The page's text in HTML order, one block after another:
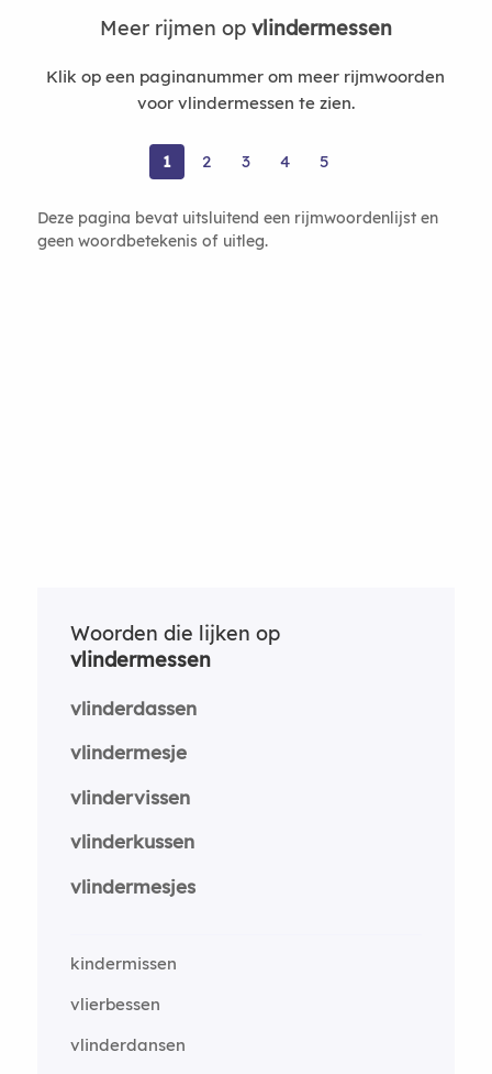
Meer rijmen op vlindermessen
Klik op een paginanummer om meer rijmwoorden
voor vlindermessen te zien.
1 2 3 4 5
Deze pagina bevat uitsluitend een rijmwoordenlijst en
geen woordbetekenis of uitleg.
Woorden die lijken op
vlindermessen
vlinderdassen
vlindermesje
vlindervissen
vlinderkussen
vlindermesjes
kindermissen
vlierbessen
vlinderdansen